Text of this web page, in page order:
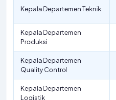
Kepala Departemen Teknik
Kepala Departemen
Produksi
Kepala Departemen
Quality Control
Kepala Departemen
Logistik